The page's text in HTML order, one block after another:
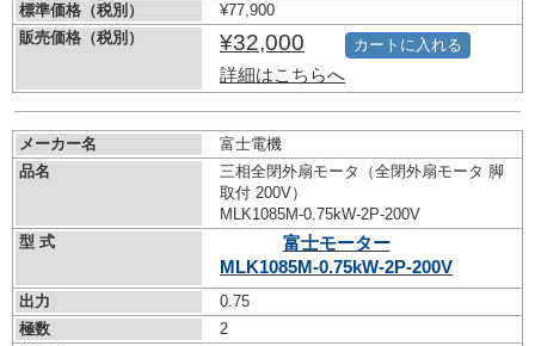
標準価格（税別）
¥77,900
販売価格（税別）
¥32,000
詳細はこちらへ
カートに入れる
メーカー名
富士電機
品名
三相全閉外扇モータ（全閉外扇モータ 脚
取付 200V）
MLK1085M-0.75kW-2P-200V
型 式
富士モーター
MLK1085M-0.75kW-2P-200V
出力
0.75
極数
2